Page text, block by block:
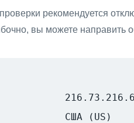
рекомендуется
вы можете направить
США (US)